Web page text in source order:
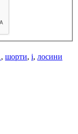
, шорти, і, лосини